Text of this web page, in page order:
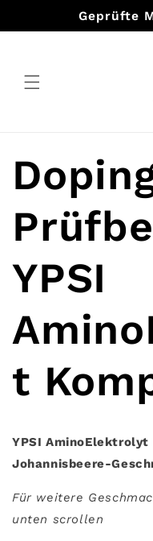
Inhalt
Geprüfte
YPSI
t
YPSI
Johannisbeere-
Für weitere
unten scrollen